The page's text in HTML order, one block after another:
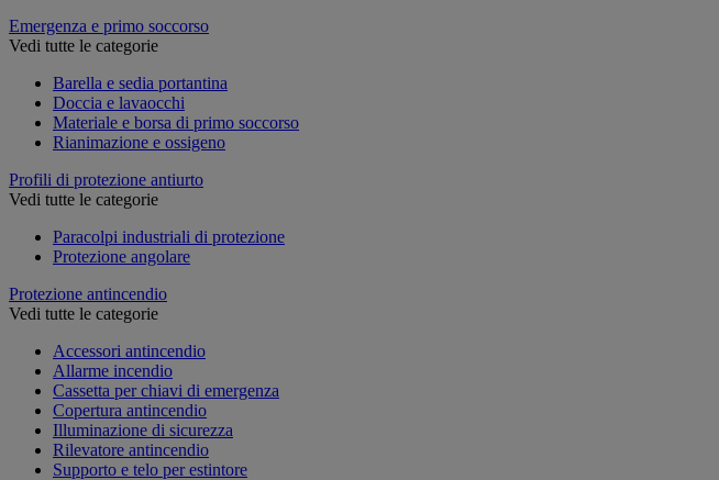
Emergenza e primo soccorso
Vedi tutte le categorie
Barella e sedia portantina
Doccia e lavaocchi
Materiale e borsa di primo soccorso
Rianimazione e ossigeno
Profili di protezione antiurto
Vedi tutte le categorie
Paracolpi industriali di protezione
Protezione angolare
Protezione antincendio
Vedi tutte le categorie
Accessori antincendio
Allarme incendio
Cassetta per chiavi di emergenza
Copertura antincendio
Illuminazione di sicurezza
Rilevatore antincendio
Supporto e telo per estintore